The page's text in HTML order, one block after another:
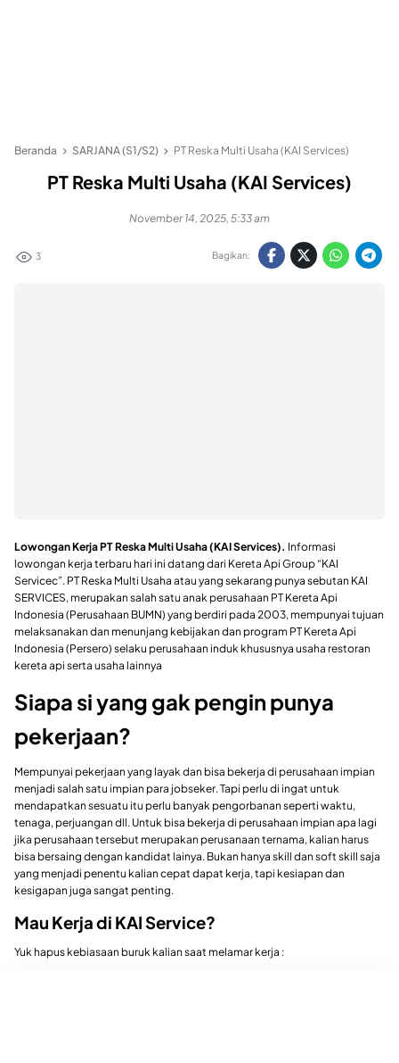
Beranda SARJANA (S1/S2) PT Reska Multi Usaha (KAI Services)
PT Reska Multi Usaha (KAI Services)
November 14, 2025, 5:33 am
3 Bagikan:
Lowongan Kerja PT Reska Multi Usaha (KAI Services). Informasi
lowongan kerja terbaru hari ini datang dari Kereta Api Group “KAI
Servicec”. PT Reska Multi Usaha atau yang sekarang punya sebutan KAI
SERVICES, merupakan salah satu anak perusahaan PT Kereta Api
Indonesia (Perusahaan BUMN) yang berdiri pada 2003, mempunyai tujuan
melaksanakan dan menunjang kebijakan dan program PT Kereta Api
Indonesia (Persero) selaku perusahaan induk khususnya usaha restoran
kereta api serta usaha lainnya
Siapa si yang gak pengin punya
pekerjaan?
Mempunyai pekerjaan yang layak dan bisa bekerja di perusahaan impian
menjadi salah satu impian para jobseker. Tapi perlu di ingat untuk
mendapatkan sesuatu itu perlu banyak pengorbanan seperti waktu,
tenaga, perjuangan dll. Untuk bisa bekerja di perusahaan impian apa lagi
jika perusahaan tersebut merupakan perusanaan ternama, kalian harus
bisa bersaing dengan kandidat lainya. Bukan hanya skill dan soft skill saja
yang menjadi penentu kalian cepat dapat kerja, tapi kesiapan dan
kesigapan juga sangat penting.
Mau Kerja di KAI Service?
Yuk hapus kebiasaan buruk kalian saat melamar kerja :